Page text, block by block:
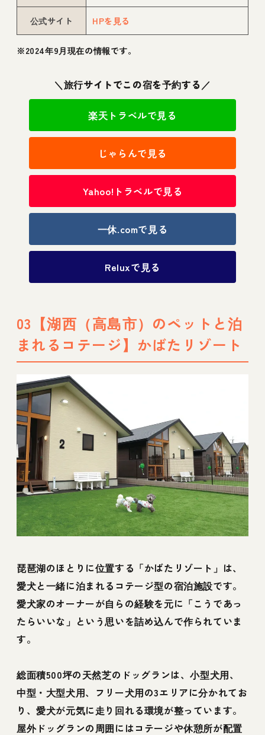
公式サイト HPを見る
※2024年9月現在の情報です。
＼旅行サイトでこの宿を予約する／
楽天トラベルで見る
じゃらんで見る
Yahoo!トラベルで見る
一休.comで見る
Reluxで見る
03【湖西（高島市）のペットと泊
まれるコテージ】かばたリゾート
琵琶湖のほとりに位置する「かばたリゾート」は、
愛犬と一緒に泊まれるコテージ型の宿泊施設です。
愛犬家のオーナーが自らの経験を元に「こうであっ
たらいいな」という思いを詰め込んで作られていま
す。
総面積500坪の天然芝のドッグランは、小型犬用、
中型・大型犬用、フリー犬用の3エリアに分かれてお
り、愛犬が元気に走り回れる環境が整っています。
屋外ドッグランの周囲にはコテージや休憩所が配置